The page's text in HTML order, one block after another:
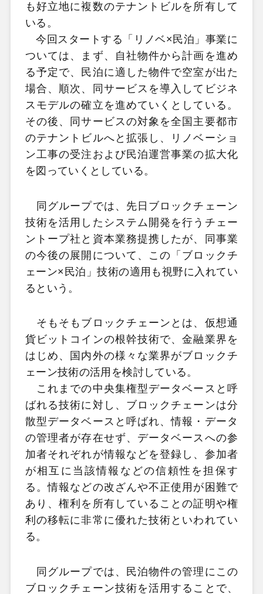
も好立地に複数のテナントビルを所有して
いる。
今回スタートする「リノベ×民泊」事業に
ついては、まず、自社物件から計画を進め
る予定で、民泊に適した物件で空室が出た
場合、順次、同サービスを導入してビジネ
スモデルの確立を進めていくとしている。
その後、同サービスの対象を全国主要都市
のテナントビルへと拡張し、リノベーショ
ン工事の受注および民泊運営事業の拡大化
を図っていくとしている。
同グループでは、先日ブロックチェーン
技術を活用したシステム開発を行うチェー
ントープ社と資本業務提携したが、同事業
の今後の展開について、この「ブロックチ
ェーン×民泊」技術の適用も視野に入れてい
るという。
そもそもブロックチェーンとは、仮想通
貨ビットコインの根幹技術で、金融業界を
はじめ、国内外の様々な業界がブロックチ
ェーン技術の活用を検討している。
これまでの中央集権型データベースと呼
ばれる技術に対し、ブロックチェーンは分
散型データベースと呼ばれ、情報・データ
の管理者が存在せず、データベースへの参
加者それぞれが情報などを登録し、参加者
が相互に当該情報などの信頼性を担保す
る。情報などの改ざんや不正使用が困難で
あり、権利を所有していることの証明や権
利の移転に非常に優れた技術といわれてい
る。
同グループでは、民泊物件の管理にこの
ブロックチェーン技術を活用することで、